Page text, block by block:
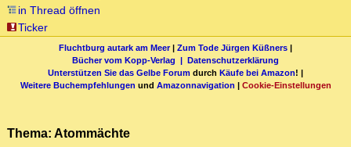
in Thread öffnen
Ticker
Fluchtburg autark am Meer| Zum Tode Jürgen Küßners |
Bücher vom Kopp-Verlag | Datenschutzerklärung
Unterstützen Sie das Gelbe Forum durch Käufe bei Amazon! |
Weitere Buchempfehlungen und Amazonnavigation | Cookie-Einstellungen
Thema: Atommächte